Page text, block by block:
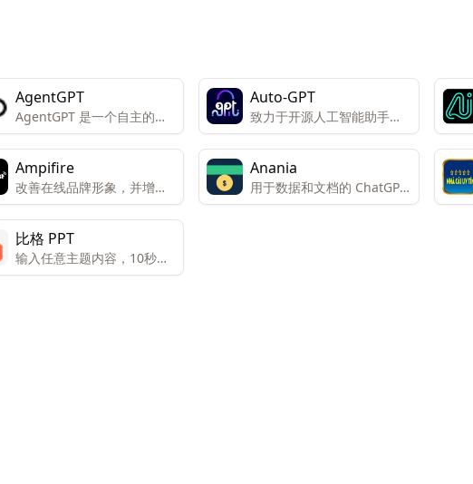
AgentGPT
AgentGPT 是一个自主的人
工智能代理平台，允许用户
在浏览器中创建和部署可定
制的自主AI代理。
Auto-GPT
致力于开源人工智能助手的
研究
Ampifire
改善在线品牌形象，并增加
所有流量来源的转化率。
Anania
用于数据和文档的 ChatGPT
风格助手
比格 PPT
输入任意主题内容，10秒生
成您的专属PPT。